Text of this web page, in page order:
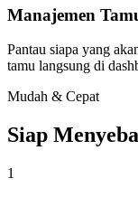
Manajemen
Pantau siapa yang
tamu langsung di
Mudah & Cepat
Siap
1